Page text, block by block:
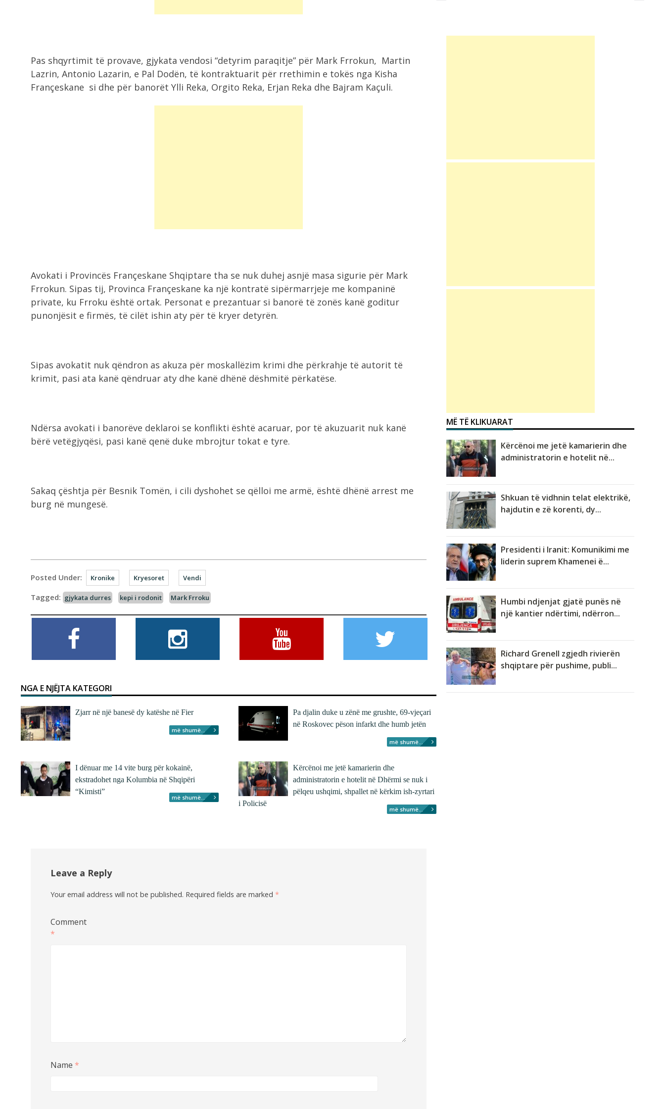
Pas shqyrtimit të provave, gjykata vendosi “detyrim paraqitje” për Mark Frrokun, Martin
Lazrin, Antonio Lazarin, e Pal Dodën, të kontraktuarit për rrethimin e tokës nga Kisha
Françeskane si dhe për banorët Ylli Reka, Orgito Reka, Erjan Reka dhe Bajram Kaçuli.
Avokati i Provincës Françeskane Shqiptare tha se nuk duhej asnjë masa sigurie për Mark
Frrokun. Sipas tij, Provinca Françeskane ka një kontratë sipërmarrjeje me kompaninë
private, ku Frroku është ortak. Personat e prezantuar si banorë të zonës kanë goditur
punonjësit e firmës, të cilët ishin aty për të kryer detyrën.
Sipas avokatit nuk qëndron as akuza për moskallëzim krimi dhe përkrahje të autorit të
krimit, pasi ata kanë qëndruar aty dhe kanë dhënë dëshmitë përkatëse.
Ndërsa avokati i banorëve deklaroi se konflikti është acaruar, por të akuzuarit nuk kanë
bërë vetëgjyqësi, pasi kanë qenë duke mbrojtur tokat e tyre.
Sakaq çështja për Besnik Tomën, i cili dyshohet se qëlloi me armë, është dhënë arrest me
burg në mungesë.
Posted Under: Kronike Kryesoret Vendi
Tagged: gjykata durres kepi i rodonit Mark Frroku
NGA E NJËJTA KATEGORI
Zjarr në një banesë dy katëshe në Fier
më shumë...
Pa djalin duke u zënë me grushte, 69-vjeçari
në Roskovec pëson infarkt dhe humb jetën
më shumë...
I dënuar me 14 vite burg për kokainë,
ekstradohet nga Kolumbia në Shqipëri
“Kimisti”
më shumë...
Kërcënoi me jetë kamarierin dhe
administratorin e hotelit në Dhërmi se nuk i
pëlqeu ushqimi, shpallet në kërkim ish-zyrtari
i Policisë
më shumë...
Leave a Reply
Your email address will not be published. Required fields are marked *
Comment
*
Name *
MË TË KLIKUARAT
Kërcënoi me jetë kamarierin dhe
administratorin e hotelit në...
Shkuan të vidhnin telat elektrikë,
hajdutin e zë korenti, dy...
Presidenti i Iranit: Komunikimi me
liderin suprem Khamenei ë...
Humbi ndjenjat gjatë punës në
një kantier ndërtimi, ndërron...
Richard Grenell zgjedh rivierën
shqiptare për pushime, publi...